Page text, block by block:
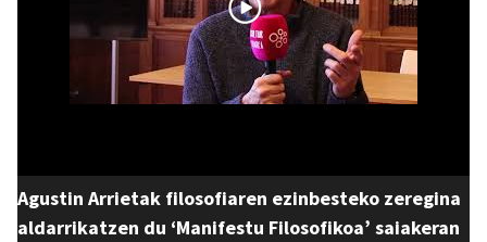
Agustin Arrietak filosofiaren ezinbesteko zeregina
aldarrikatzen du ‘Manifestu Filosofikoa’ saiakeran